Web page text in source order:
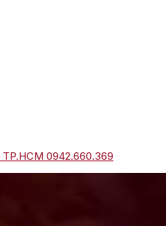
TP.HCM 0942.660.369